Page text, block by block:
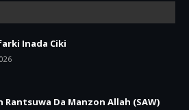
Inada Ciki
Rantsuwa Da Manzon Allah (SAW)